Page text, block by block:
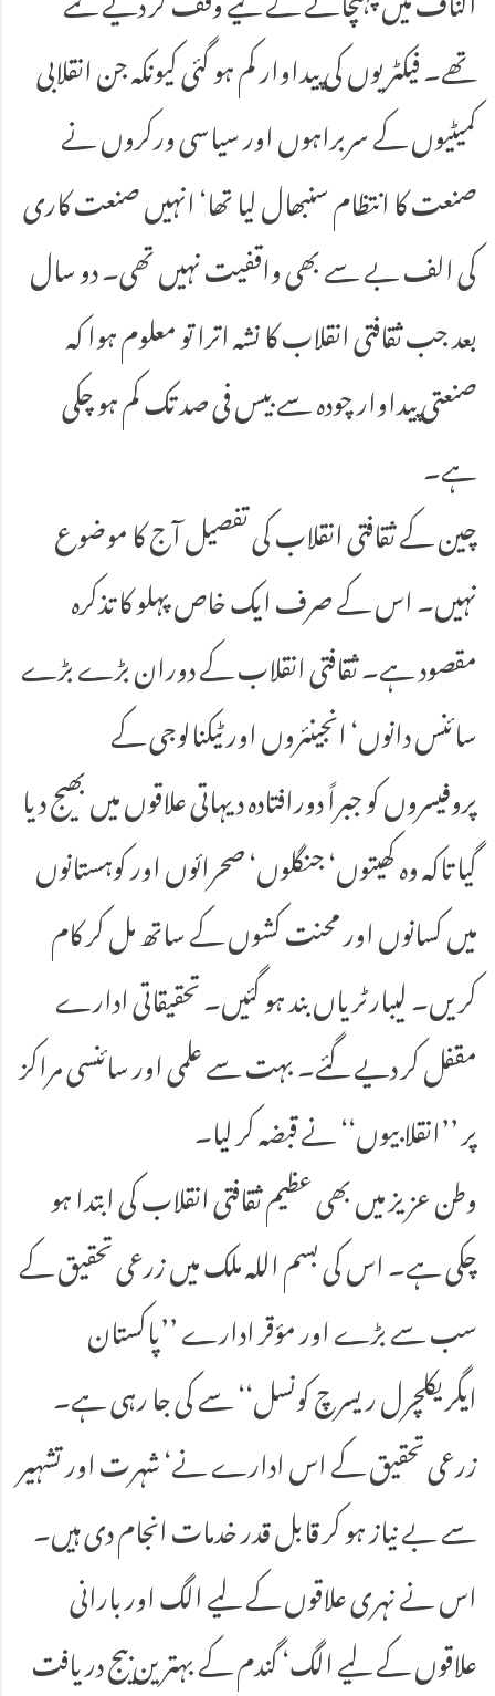
تھے۔ فیکٹریوں کی پیداوار کم ہو گئی کیونکہ جن انقلابی
کمیٹیوں کے سربراہوں اور سیاسی ورکروں نے
صنعت کا انتظام سنبھال لیا تھا‘ انہیں صنعت کاری
کی الف بے سے بھی واقفیت نہیں تھی۔ دو سال
بعد جب ثقافتی انقلاب کا نشہ اترا تو معلوم ہوا کہ
صنعتی پیداوار چودہ سے بیس فی صد تک کم ہو چکی
ہے۔
چین کے ثقافتی انقلاب کی تفصیل آج کا موضوع
نہیں۔ اس کے صرف ایک خاص پہلو کا تذکرہ
مقصود ہے۔ ثقافتی انقلاب کے دوران بڑے بڑے
سائنس دانوں‘ انجینئروں اور ٹیکنالوجی کے
پروفیسروں کو جبراً دورافتادہ دیہاتی علاقوں میں بھیج دیا
گیا تاکہ وہ کھیتوں‘ جنگلوں‘ صحرائوں اور کوہستانوں
میں کسانوں اور محنت کشوں کے ساتھ مل کر کام
کریں۔ لیبارٹریاں بند ہو گئیں۔ تحقیقاتی ادارے
مقفل کر دیے گئے۔ بہت سے علمی اور سائنسی مراکز
پر ’’انقلابیوں‘‘ نے قبضہ کر لیا۔
وطن عزیز میں بھی عظیم ثقافتی انقلاب کی ابتدا ہو
چکی ہے۔ اس کی بسم اللہ ملک میں زرعی تحقیق کے
سب سے بڑے اور مؤقر ادارے ’’پاکستان
ایگریکلچرل ریسرچ کونسل‘‘ سے کی جا رہی ہے۔
زرعی تحقیق کے اس ادارے نے‘ شہرت اور تشہیر
سے بے نیاز ہو کر قابل قدر خدمات انجام دی ہیں۔
اس نے نہری علاقوں کے لیے الگ اور بارانی
علاقوں کے لیے الگ‘ گندم کے بہترین بیج دریافت